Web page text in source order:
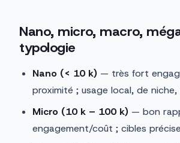
Nano, micro, macro,
typologie
Nano (< 10 k) — très fort
proximité ; usage local, de
Micro (10 k – 100 k) — bon
engagement/coût ; cibles